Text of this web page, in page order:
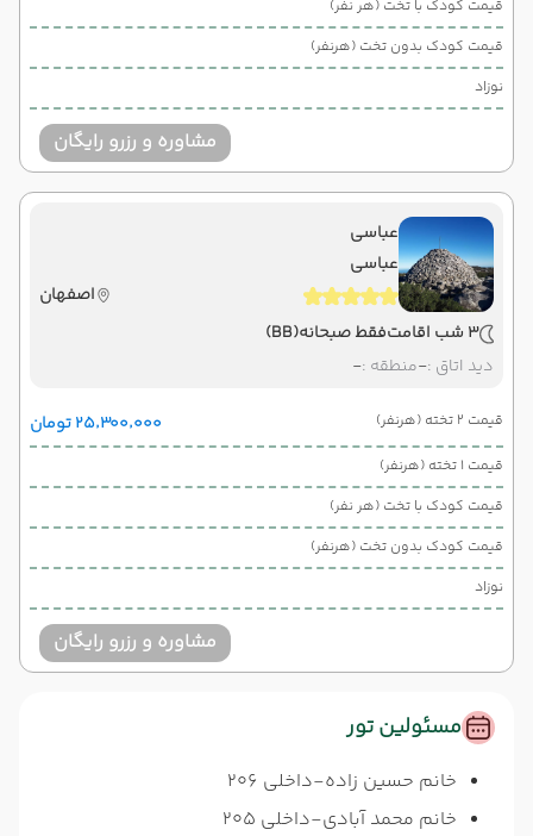
قیمت کودک با تخت (هر نفر)
قیمت کودک بدون تخت (هرنفر)
نوزاد
مشاوره و رزرو رایگان
عباسی
عباسی
اصفهان
3 شب اقامت
فقط صبحانه(BB)
دید اتاق :-منطقه :-
قیمت 2 تخته (هرنفر) ۲۵٬۳۰۰٬۰۰۰ تومان
قیمت 1 تخته (هرنفر)
قیمت کودک با تخت (هر نفر)
قیمت کودک بدون تخت (هرنفر)
نوزاد
مشاوره و رزرو رایگان
مسئولین تور
خانم حسین زاده-داخلی 206
خانم محمد آبادی-داخلی 205